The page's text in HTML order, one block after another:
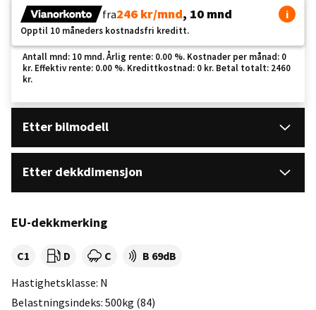
fra246 kr/mnd, 10 mnd i
Opptil 10 måneders kostnadsfri kreditt.
Antall mnd: 10 mnd. Årlig rente: 0.00 %. Kostnader per månad: 0
kr. Effektiv rente: 0.00 %. Kredittkostnad: 0 kr. Betal totalt: 2460
kr.
Etter bilmodell
Etter dekkdimensjon
EU-dekkmerking
Dekklasse:
C1 Drivstofforbruk:
D Våtgrep:
C Dekkstøy (dB):
B 69dB
Hastighetsklasse: N
Belastningsindeks: 500kg (84)